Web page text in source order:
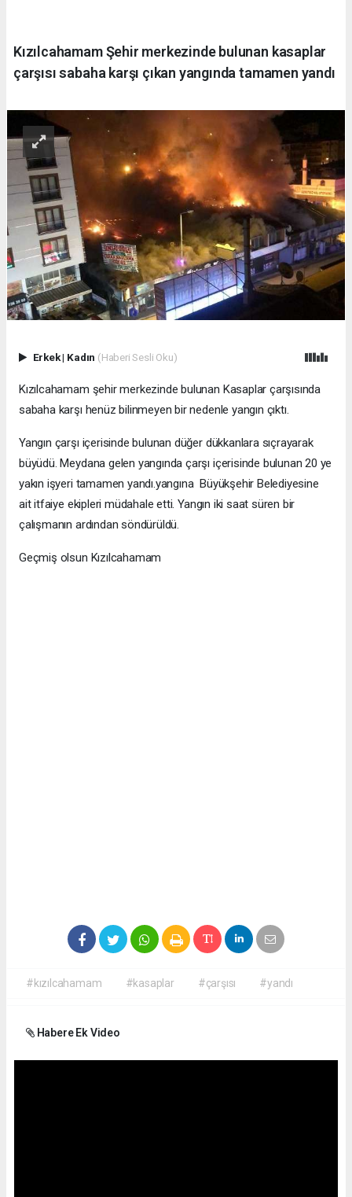
Kızılcahamam Şehir merkezinde bulunan kasaplar
çarşısı sabaha karşı çıkan yangında tamamen yandı
Erkek| Kadın (Haberi Sesli Oku)
Kızılcahamam şehir merkezinde bulunan Kasaplar çarşısında
sabaha karşı henüz bilinmeyen bir nedenle yangın çıktı.
Yangın çarşı içerisinde bulunan düğer dükkanlara sıçrayarak
büyüdü. Meydana gelen yangında çarşı içerisinde bulunan 20 ye
yakın işyeri tamamen yandı.yangına Büyükşehir Belediyesine
ait itfaiye ekipleri müdahale etti. Yangın iki saat süren bir
çalışmanın ardından söndürüldü.
Geçmiş olsun Kızılcahamam
#kızılcahamam #kasaplar #çarşısı #yandı
Habere Ek Video